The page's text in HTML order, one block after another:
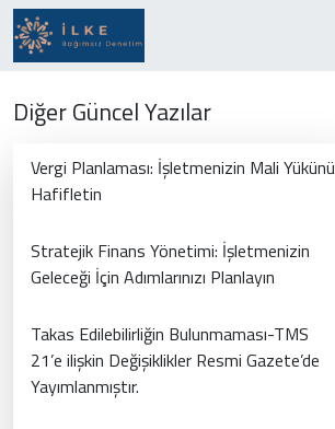
Diğer Güncel Yazılar
Vergi Planlaması: İşletmenizin Mali Yükünü
Hafifletin
Stratejik Finans Yönetimi: İşletmenizin
Geleceği İçin Adımlarınızı Planlayın
Takas Edilebilirliğin Bulunmaması-TMS
21’e ilişkin Değişiklikler Resmi Gazete’de
Yayımlanmıştır.